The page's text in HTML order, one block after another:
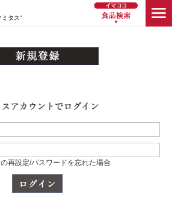
タス”
再設定/パスワードを忘れた場合